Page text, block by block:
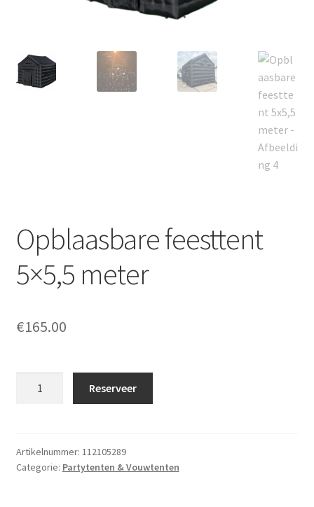
Privacybeleid
Opblaasbare feesttent
5×5,5 meter
€165.00
aantal
Reserveer
Artikelnummer: 112105289
Categorie: Partytenten & Vouwtenten